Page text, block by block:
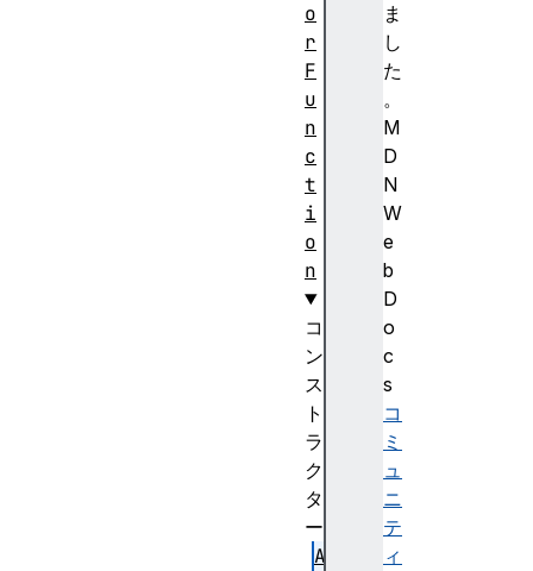
ま
し
た
。
M
D
N
W
e
b
D
o
c
s
コ
ミ
ュ
ニ
テ
ィ
o
r
F
u
n
c
t
i
o
n
コ
ン
ス
ト
ラ
ク
タ
ー
A